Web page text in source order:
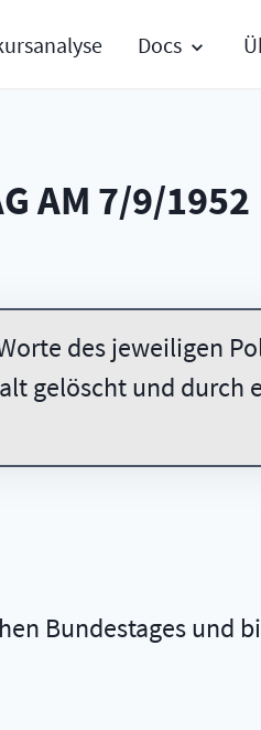
Docs
AM 7/9/1952
des jeweiligen
gelöscht und durch
Bundestages und